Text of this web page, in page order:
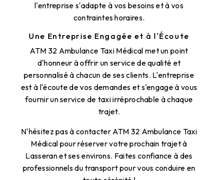
l'entreprise s'adapte à vos besoins et à vos
contraintes horaires.
Une Entreprise Engagée et à l'Écoute
ATM 32 Ambulance Taxi Médical met un point
d'honneur à offrir un service de qualité et
personnalisé à chacun de ses clients. L'entreprise
est à l'écoute de vos demandes et s'engage à vous
fournir un service de taxi irréprochable à chaque
trajet.
N'hésitez pas à contacter ATM 32 Ambulance Taxi
Médical pour réserver votre prochain trajet à
Lasseran et ses environs. Faites confiance à des
professionnels du transport pour vous conduire en